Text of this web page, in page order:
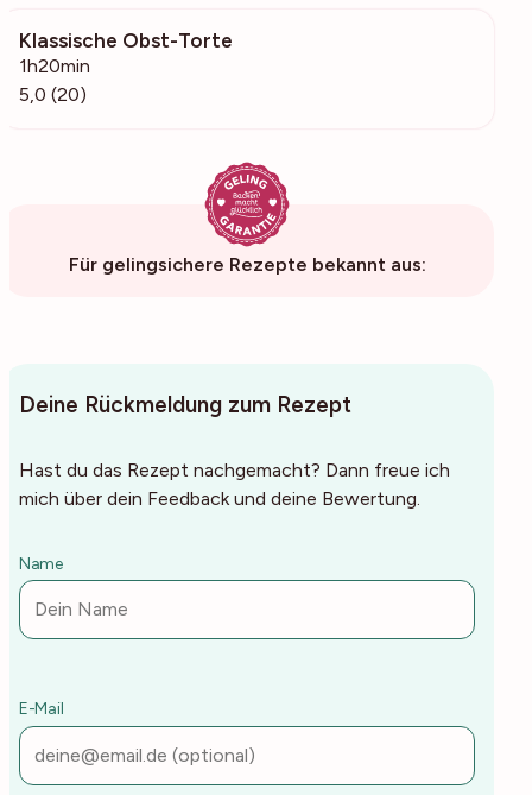
Klassische Obst-Torte
1h20min
5,0 (20)
Für gelingsichere Rezepte bekannt aus:
Deine Rückmeldung zum Rezept
Hast du das Rezept nachgemacht? Dann freue ich
mich über dein Feedback und deine Bewertung.
Name
E-Mail